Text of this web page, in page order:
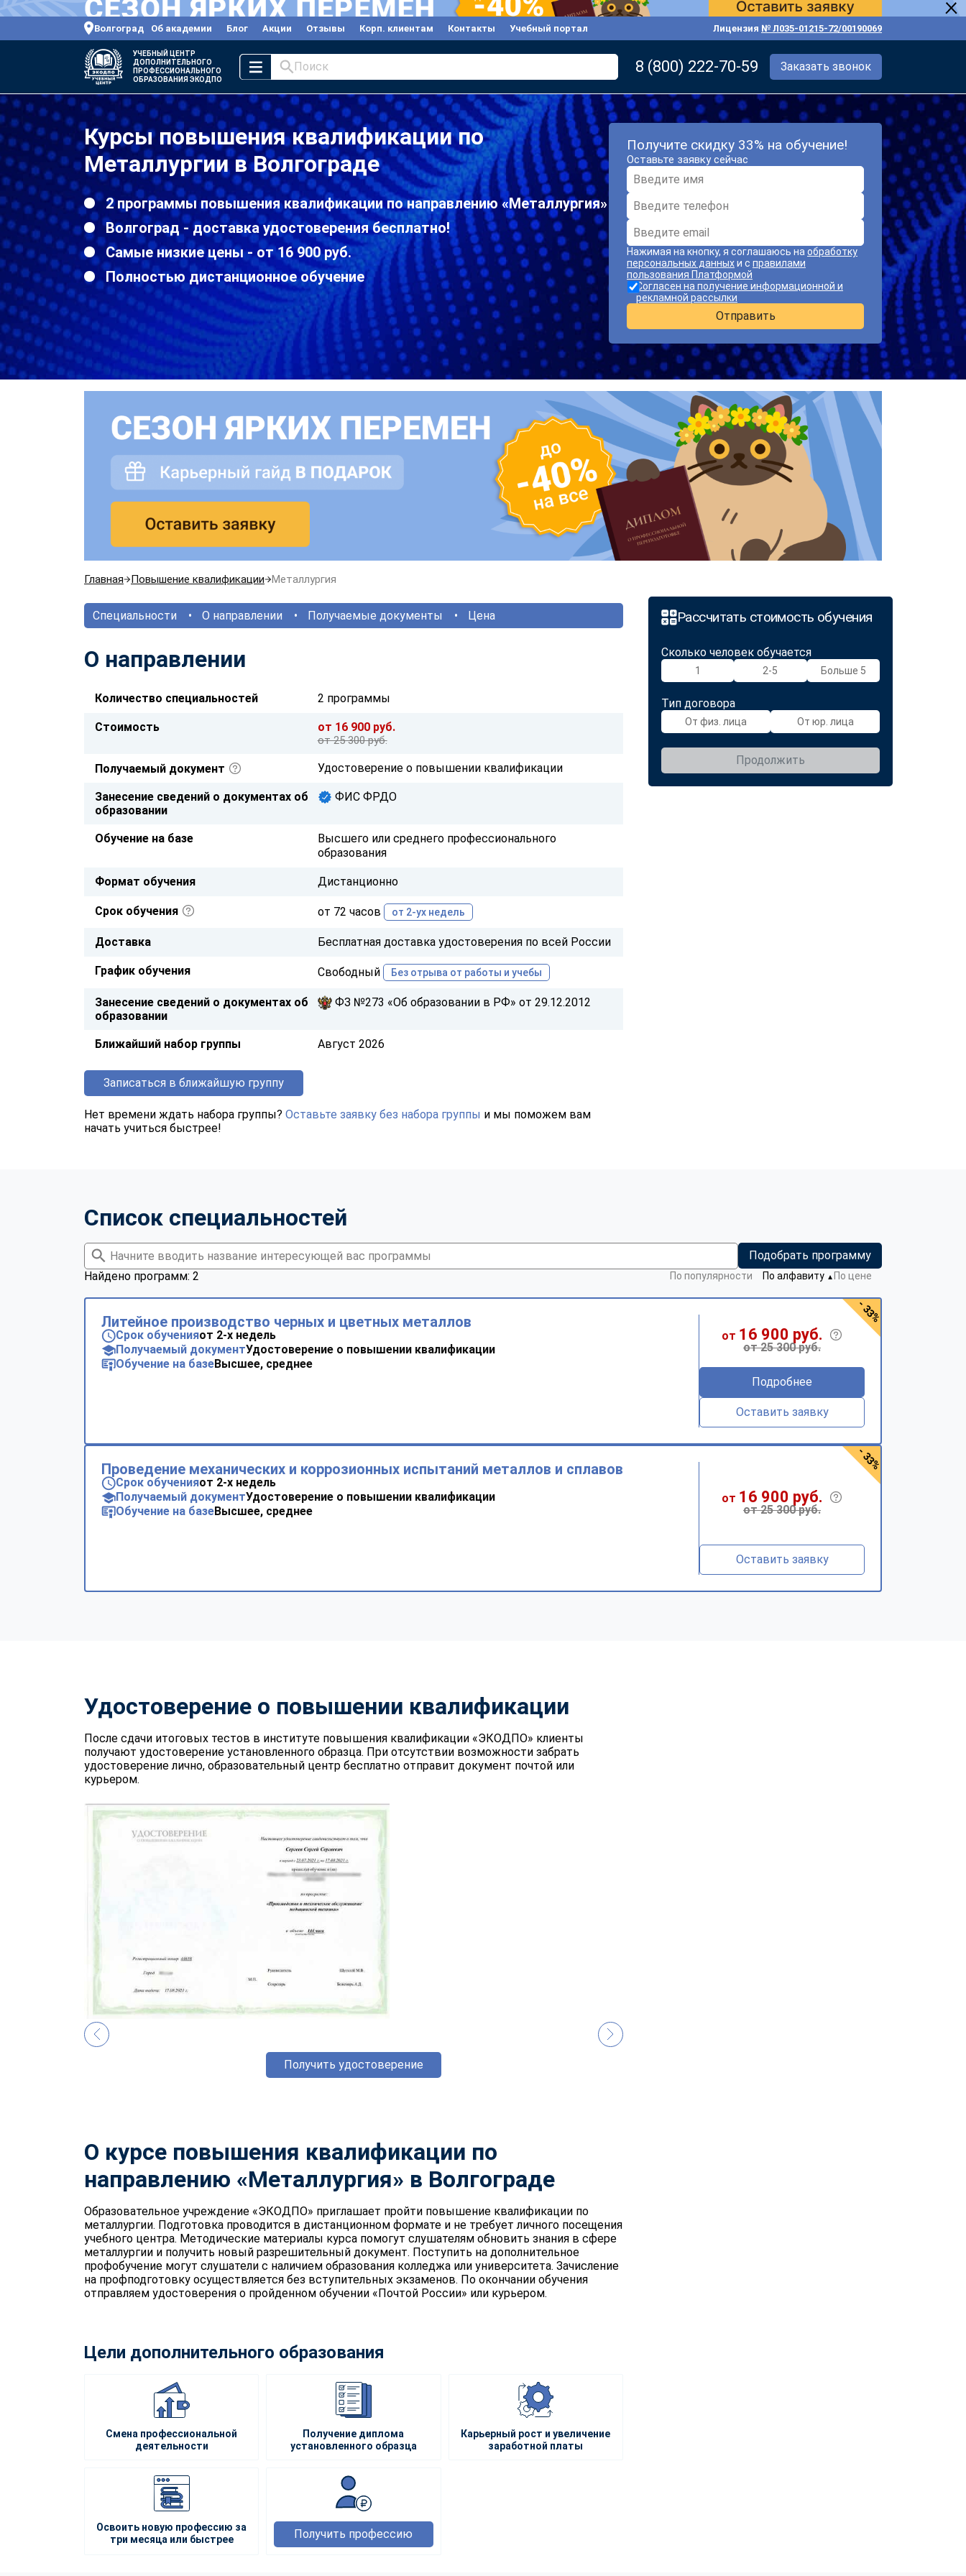
Волгоград Об академии Блог Акции Отзывы Корп. клиентам Контакты Учебный портал Лицензия № Л035-01215-72/00190069
УЧЕБНЫЙ ЦЕНТР
ДОПОЛНИТЕЛЬНОГО
ПРОФЕССИОНАЛЬНОГО
ОБРАЗОВАНИЯ ЭКОДПО
Поиск 8 (800) 222-70-59 Заказать звонок
Курсы повышения квалификации по
Металлургии в Волгограде
2 программы повышения квалификации по направлению «Металлургия»
Волгоград - доставка удостоверения бесплатно!
Самые низкие цены - от 16 900 руб.
Полностью дистанционное обучение
Получите скидку 33% на обучение!
Оставьте заявку сейчас
Нажимая на кнопку, я соглашаюсь на обработку
персональных данныхи с правилами
пользования Платформой
Согласен на получение информационной и
рекламной рассылки
Отправить
Главная Повышение квалификации Металлургия
Рассчитать стоимость обучения
Сколько человек обучается
1 2-5 Больше 5
Тип договора
От физ. лица От юр. лица
Продолжить
Специальности О направлении Получаемые документы Цена
О направлении
Количество специальностей 2 программы
Стоимость от 16 900 руб.
от 25 300 руб.
Получаемый документ Удостоверение о повышении квалификации
Занесение сведений о документах об
образовании
ФИС ФРДО
Обучение на базе
Высшего или среднего профессионального
образования
Формат обучения Дистанционно
Срок обучения от 72 часов от 2-ух недель
Доставка Бесплатная доставка удостоверения по всей России
График обучения Свободный Без отрыва от работы и учебы
Занесение сведений о документах об
образовании
ФЗ №273 «Об образовании в РФ» от 29.12.2012
Ближайший набор группы Август 2026
Записаться в ближайшую группу
Нет времени ждать набора группы? Оставьте заявку без набора группы и мы поможем вам
начать учиться быстрее!
Список специальностей
Подобрать программу
Найдено программ: 2
По популярности По алфавиту ▼ По цене
Литейное производство черных и цветных металлов
Срок обученияот 2-х недель
Получаемый документУдостоверение о повышении квалификации
Обучение на базеВысшее, среднее
от 16 900 руб.
от 25 300 руб.
Подробнее
Оставить заявку
- 33%
Проведение механических и коррозионных испытаний металлов и сплавов
Срок обученияот 2-х недель
Получаемый документУдостоверение о повышении квалификации
Обучение на базеВысшее, среднее
от 16 900 руб.
от 25 300 руб.
Оставить заявку
- 33%
Удостоверение о повышении квалификации
После сдачи итоговых тестов в институте повышения квалификации «ЭКОДПО» клиенты
получают удостоверение установленного образца. При отсутствии возможности забрать
удостоверение лично, образовательный центр бесплатно отправит документ почтой или
курьером.
Получить удостоверение
О курсе повышения квалификации по
направлению «Металлургия» в Волгограде
Образовательное учреждение «ЭКОДПО» приглашает пройти повышение квалификации по
металлургии. Подготовка проводится в дистанционном формате и не требует личного посещения
учебного центра. Методические материалы курса помогут слушателям обновить знания в сфере
металлургии и получить новый разрешительный документ. Поступить на дополнительное
профобучение могут слушатели с наличием образования колледжа или университета. Зачисление
на профподготовку осуществляется без вступительных экзаменов. По окончании обучения
отправляем удостоверения о пройденном обучении «Почтой России» или курьером.
Цели дополнительного образования
Смена профессиональной
деятельности
Получение диплома
установленного образца
Карьерный рост и увеличение
заработной платы
Освоить новую профессию за
три месяца или быстрее
Получить профессию